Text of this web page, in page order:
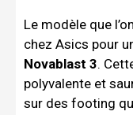
Le modèle que
chez Asics pour
Novablast 3.
polyvalente et
sur des footing